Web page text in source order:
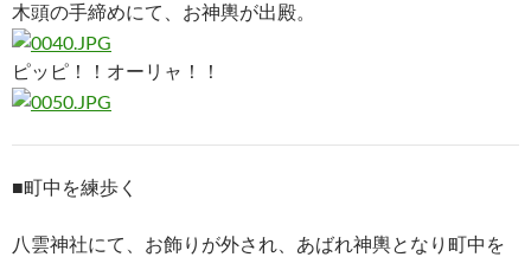
木頭の手締めにて、お神輿が出殿。
ピッピ！！オーリャ！！
■町中を練歩く
八雲神社にて、お飾りが外され、あばれ神輿となり町中を